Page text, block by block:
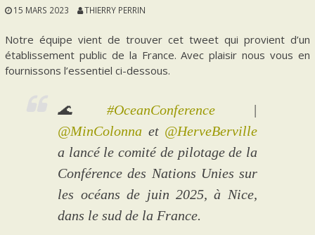
15 MARS 2023 THIERRY PERRIN
Notre équipe vient de trouver cet tweet qui provient d’un
établissement public de la France. Avec plaisir nous vous en
fournissons l’essentiel ci-dessous.
🌊 #OceanConference|
@MinColonna et @HerveBerville
a lancé le comité de pilotage de la
Conférence des Nations Unies sur
les océans de juin 2025, à Nice,
dans le sud de la France.